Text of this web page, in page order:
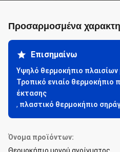
Προσαρμοσμένα
Επισημαίνω
Υψηλό θερμοκήπιο
Τροπικό ενιαίο θερμοκήπιο
έκτασης
, πλαστικό θερμοκήπιο
Όνομα προϊόντων: